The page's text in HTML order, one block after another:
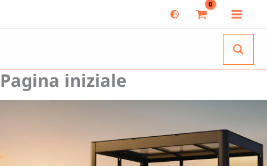
al
Pagina iniziale